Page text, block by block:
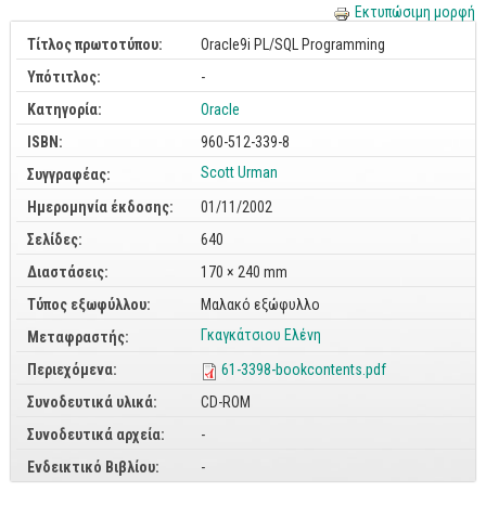
Ασφάλεια
Hardware
Γραφικά
After Effects
Acrobat
Illustrator
Σχεδιαστικά
CorelDraw
3ds max
Maya
AutoCAD
Πολυμέσα - DTP
Εκτυπώσιμη μορφή
Τίτλος πρωτοτύπου:
Oracle9i PL/SQL Programming
Υπότιτλος:
-
Κατηγορία:
Oracle
ISBN:
960-512-339-8
Συγγραφέας:
Scott Urman
Ημερομηνία έκδοσης:
01/11/2002
Σελίδες:
640
Διαστάσεις:
170 × 240 mm
Τύπος εξωφύλλου:
Μαλακό εξώφυλλο
Μεταφραστής:
Γκαγκάτσιου Ελένη
Περιεχόμενα:
61-3398-bookcontents.pdf
Συνοδευτικά υλικά:
CD-ROM
Συνοδευτικά αρχεία:
-
Ενδεικτικό Βιβλίου:
-